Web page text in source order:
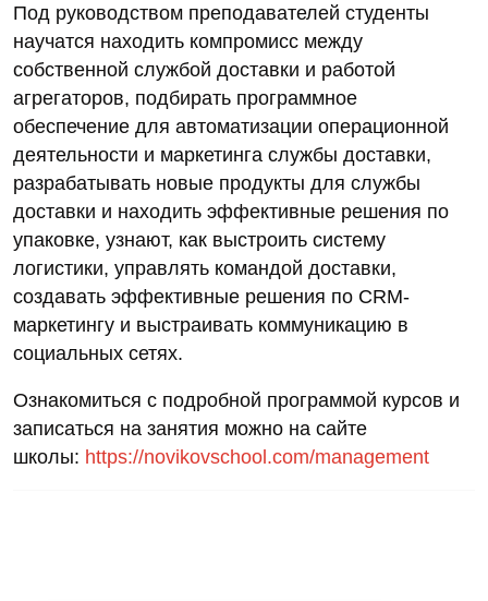
Под руководством преподавателей студенты
научатся находить компромисс между
собственной службой доставки и работой
агрегаторов, подбирать программное
обеспечение для автоматизации операционной
деятельности и маркетинга службы доставки,
разрабатывать новые продукты для службы
доставки и находить эффективные решения по
упаковке, узнают, как выстроить систему
логистики, управлять командой доставки,
создавать эффективные решения по CRM-
маркетингу и выстраивать коммуникацию в
социальных сетях.
Ознакомиться с подробной программой курсов и
записаться на занятия можно на сайте
школы: https://novikovschool.com/management